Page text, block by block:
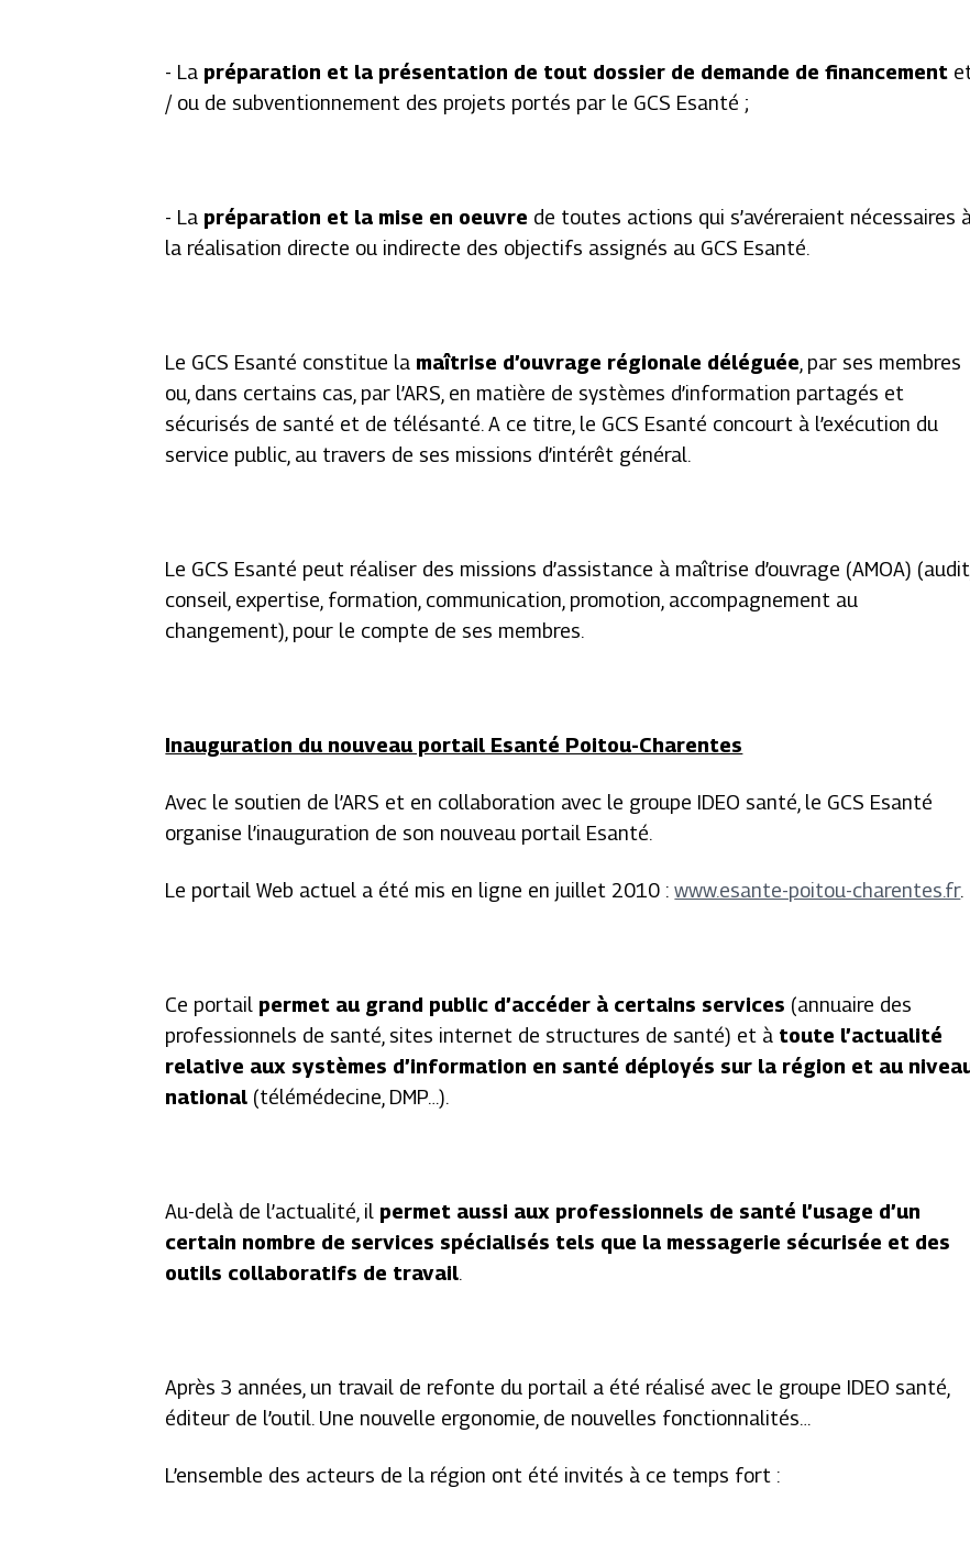
- La préparation et la présentation de tout dossier de demande de financement
/ ou de subventionnement des projets portés par le GCS Esanté ;
- La préparation et la mise en oeuvre de toutes actions qui s’avéreraient nécessaires
la réalisation directe ou indirecte des objectifs assignés au GCS Esanté.
Le GCS Esanté constitue la maîtrise d’ouvrage régionale déléguée , par ses membres
ou, dans certains cas, par l’ARS, en matière de systèmes d’information partagés et
sécurisés de santé et de télésanté. A ce titre, le GCS Esanté concourt à l’exécution du
service public, au travers de ses missions d’intérêt général.
Le GCS Esanté peut réaliser des missions d’assistance à maîtrise d’ouvrage (AMOA) (audit,
conseil, expertise, formation, communication, promotion, accompagnement au
changement), pour le compte de ses membres.
Inauguration du nouveau portail Esanté Poitou-Charentes
Avec le soutien de l’ARS et en collaboration avec le groupe IDEO santé, le GCS Esanté
organise l’inauguration de son nouveau portail Esanté.
Le portail Web actuel a été mis en ligne en juillet 2010 :www.esante-poitou-charentes.fr.
Ce portail permet au grand public d’accéder à certains services (annuaire des
professionnels de santé, sites internet de structures de santé) et à toute l’actualité
relative aux systèmes d’information en santé déployés sur la région et au
national (télémédecine, DMP…).
Au-delà de l’actualité, il permet aussi aux professionnels de santé l’usage d’un
certain nombre de services spécialisés tels que la messagerie sécurisée et des
outils collaboratifs de travail.
Après 3 années, un travail de refonte du portail a été réalisé avec le groupe IDEO santé,
éditeur de l’outil. Une nouvelle ergonomie, de nouvelles fonctionnalités…
L’ensemble des acteurs de la région ont été invités à ce temps fort :